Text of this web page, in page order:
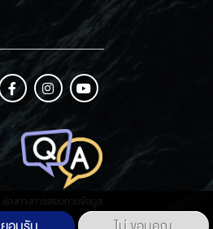
ช่องทางการสอบถามข้อมูล